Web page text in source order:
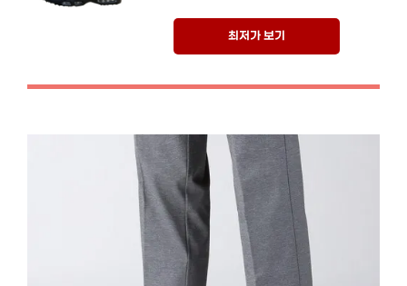
최저가 보기